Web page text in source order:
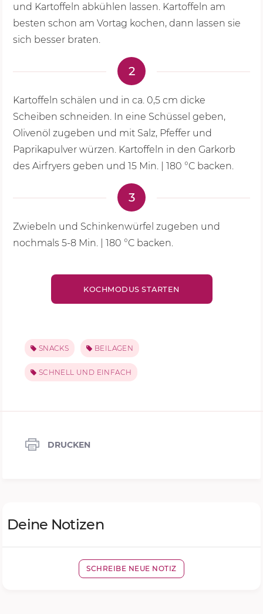
und Kartoffeln abkühlen lassen. Kartoffeln am
besten schon am Vortag kochen, dann lassen sie
sich besser braten.
2
Kartoffeln schälen und in ca. 0,5 cm dicke
Scheiben schneiden. In eine Schüssel geben,
Olivenöl zugeben und mit Salz, Pfeffer und
Paprikapulver würzen. Kartoffeln in den Garkorb
des Airfryers geben und 15 Min. 180 °C backen.
3
Zwiebeln und Schinkenwürfel zugeben und
nochmals 5-8 Min. 180 °C backen.
KOCHMODUS STARTEN
SNACKS BEILAGEN
SCHNELL UND EINFACH
DRUCKEN
Deine Notizen
SCHREIBE NEUE NOTIZ